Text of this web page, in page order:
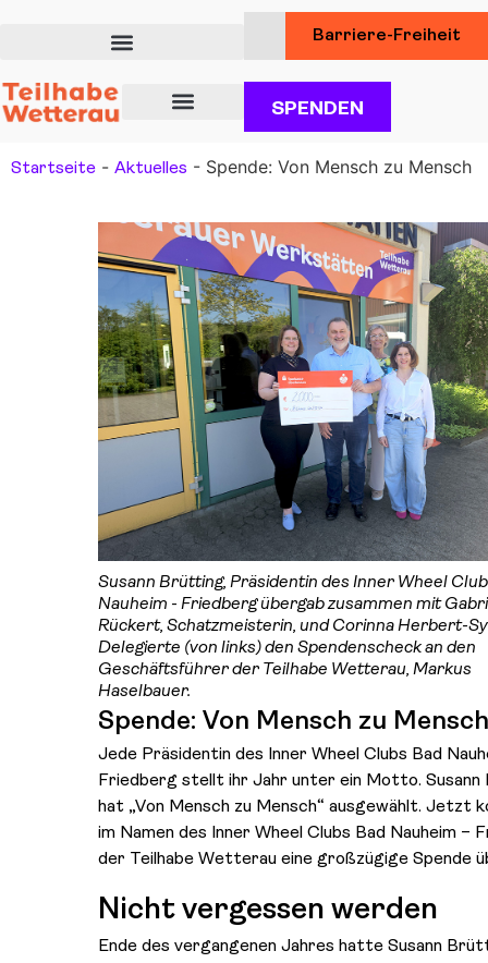
Barriere-Freiheit
SPENDEN
Startseite - Aktuelles - Spende: Von Mensch zu Mensch
Susann Brütting, Präsidentin des Inner Wheel
Nauheim - Friedberg übergab zusammen mit
Rückert, Schatzmeisterin, und Corinna Herbert-
Delegierte (von links) den Spendenscheck an den
Geschäftsführer der Teilhabe Wetterau, Markus
Haselbauer.
Spende: Von Mensch zu Mensch
Jede Präsidentin des Inner Wheel Clubs Bad
Friedberg stellt ihr Jahr unter ein Motto.
hat „Von Mensch zu Mensch“ ausgewählt. Jetzt
im Namen des Inner Wheel Clubs Bad Nauheim –
der Teilhabe Wetterau eine großzügige Spende
Nicht vergessen werden
Ende des vergangenen Jahres hatte Susann